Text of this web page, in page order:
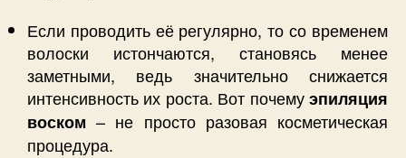
Если проводить её регулярно, то со временем
волоски истончаются, становясь менее
заметными, ведь значительно снижается
интенсивность их роста. Вот почемуэпиляция
воском – не просто разовая косметическая
процедура.